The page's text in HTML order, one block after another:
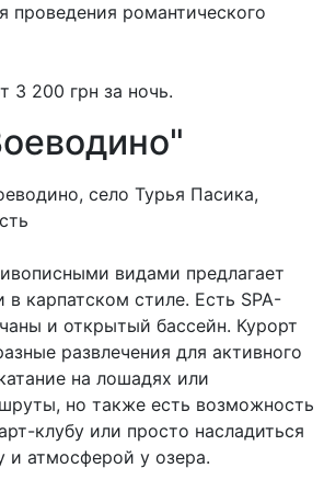
проведения романтического
3 200 грн за ночь.
село Турья Пасика,
видами предлагает
карпатском стиле. Есть SPA-
и открытый бассейн. Курорт
развлечения для активного
на лошадях или
но также есть возможность
клубу или просто насладиться
и атмосферой у озера.